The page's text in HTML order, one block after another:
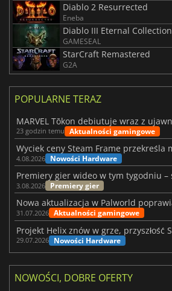
Diablo 2 Resurrected
Eneba
Diablo III Eternal Collection
GAMESEAL
StarCraft Remastered
G2A
POPULARNE TERAZ
23 godzin temu Aktualności gamingowe
4.08.2026 Nowości Hardware
3.08.2026 Premiery gier
31.07.2026 Aktualności gamingowe
29.07.2026 Nowości Hardware
NOWOŚCI, DOBRE OFERTY